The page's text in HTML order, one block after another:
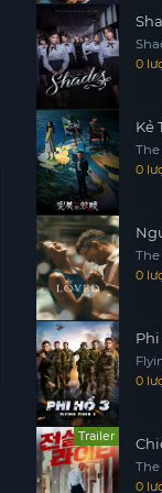
0
Kẻ
0
0
Phi
0
Trailer
0